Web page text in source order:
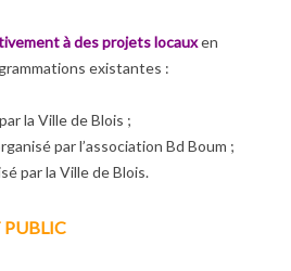
à des projets locauxen
existantes :
la Ville de Blois ;
par l’association Bd Boum ;
par la Ville de Blois.
PUBLIC